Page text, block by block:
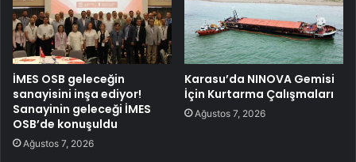
İMES OSB geleceğin
sanayisini inşa ediyor!
Sanayinin geleceği İMES
OSB’de konuşuldu
Ağustos 7, 2026
Karasu’da NINOVA Gemisi
İçin Kurtarma Çalışmaları
Ağustos 7, 2026